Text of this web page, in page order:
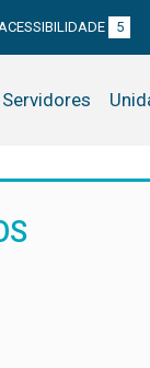
ACESSIBILIDADE 5
Servidores